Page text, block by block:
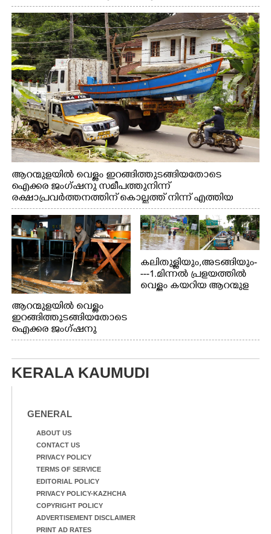
അടിഞ്ഞ് കൂടിയ ചെളിയും മണ്ണും മറ്റ് മാലിന്യങ്ങളും
നീക്കം ചെയ്യുന്നു.
ആറന്മുളയിൽ വെള്ളം ഇറങ്ങിത്തുടങ്ങിയതോടെ
ഐക്കര ജംഗ്ഷനു സമീപത്തുനിന്ന്
രക്ഷാപ്രവർത്തനത്തിന് കൊല്ലത്ത് നിന്ന് എത്തിയ
ബോട്ടുകൾ തിരികെക്കൊണ്ടുപോകുന്നു.
ആറന്മുളയിൽ വെള്ളം
ഇറങ്ങിത്തുടങ്ങിയതോടെ
ഐക്കര ജംഗ്ഷനു
സമീപം ആറന്മുള
ആറന്മുള തട്ടുകട കഴുകി
വൃത്തിയാക്കുന്നു.
കലിതുള്ളിയും,അടങ്ങിയും-
---1.മിന്നൽ പ്രളയത്തിൽ
വെള്ളം കയറിയ ആറന്മുള
ഇറങ്ങിപ്പോൾ
കാഴ്ച.രക്ഷാപ്രവർത്തന
ത്തിന് ഓച്ചിറ അഴിക്കലിൽ
KERALA KAUMUDI
GENERAL
ABOUT US
CONTACT US
PRIVACY POLICY
TERMS OF SERVICE
EDITORIAL POLICY
PRIVACY POLICY-KAZHCHA
COPYRIGHT POLICY
ADVERTISEMENT DISCLAIMER
PRINT AD RATES